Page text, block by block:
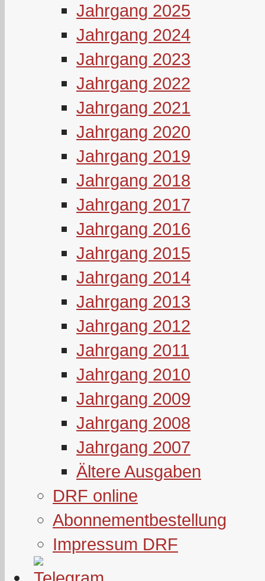
Jahrgang 2025
Jahrgang 2024
Jahrgang 2023
Jahrgang 2022
Jahrgang 2021
Jahrgang 2020
Jahrgang 2019
Jahrgang 2018
Jahrgang 2017
Jahrgang 2016
Jahrgang 2015
Jahrgang 2014
Jahrgang 2013
Jahrgang 2012
Jahrgang 2011
Jahrgang 2010
Jahrgang 2009
Jahrgang 2008
Jahrgang 2007
Ältere Ausgaben
DRF online
Abonnementbestellung
Impressum DRF